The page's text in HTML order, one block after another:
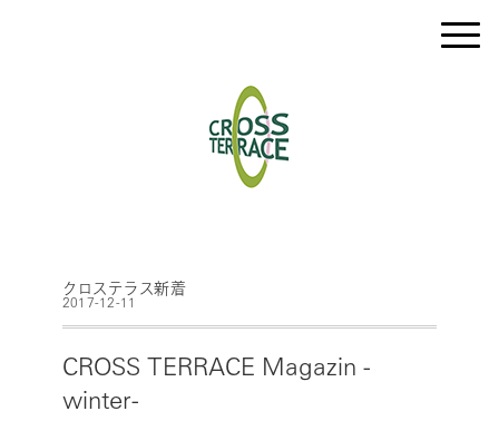
クロステラス新着
2017-12-11
CROSS TERRACE Magazin -
winter-